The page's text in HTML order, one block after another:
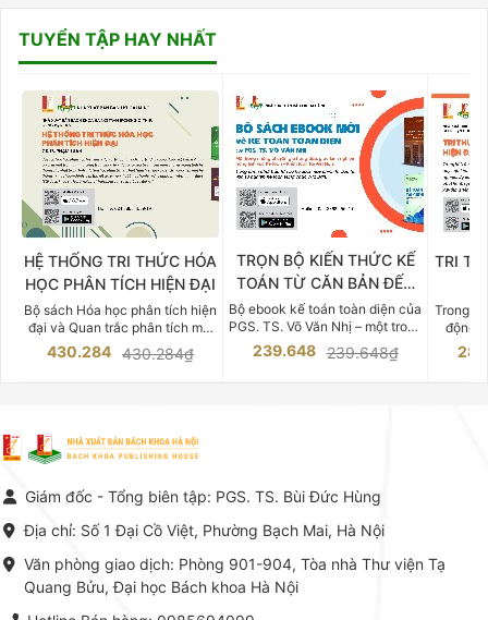
TUYỂN TẬP HAY NHẤT
HỆ THỐNG TRI THỨC HÓA
HỌC PHÂN TÍCH HIỆN ĐẠI
Bộ sách Hóa học phân tích hiện
đại và Quan trắc phân tích môi
trường của Cố Giáo sư, Tiến sĩ
Phạm Luận là một trong những
vực Hóa học phân tích tại Việt
Nam hiện nay. Bộ sách mang
đến một hệ thống tri thức hoàn
thuật thực hành -> Ứng dụng
khoa Hà Nội ấn hành cả hai
430.284 430.284₫
TRỌN BỘ KIẾN THỨC KẾ
TOÁN TỪ CĂN BẢN ĐẾN
CHUYÊN SÂU
Bộ ebook kế toán toàn diện của
PGS. TS. Võ Văn Nhị – một trong
những chuyên gia hàng đầu,
giàu kinh nghiệm trong lĩnh vực
239.648 239.648₫
TRI
Trong
động
việc
tế và
lý. Các
Giám đốc - Tổng biên tập: PGS. TS. Bùi Đức Hùng
Địa chỉ: Số 1 Đại Cồ Việt, Phường Bạch Mai, Hà Nội
Văn phòng giao dịch: Phòng 901-904, Tòa nhà Thư viện Tạ
Quang Bửu, Đại học Bách khoa Hà Nội